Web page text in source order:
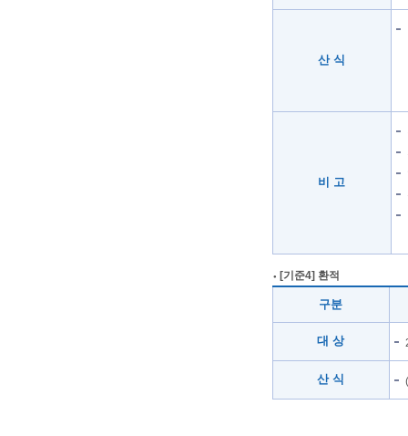
산 식
비 고
[기준4] 환적
구분
대 상
산 식